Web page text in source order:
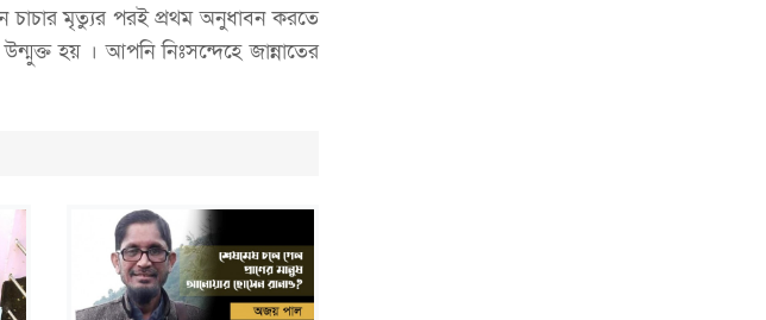
চাচার মৃত্যুর পরই প্রথম অনুধাবন করতে
হয় । আপনি নিঃসন্দেহে জান্নাতের